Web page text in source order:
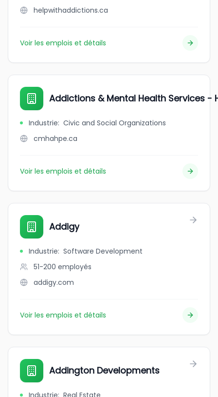
helpwithaddictions.ca
Voir les emplois et détails
Addictions & Mental Health Services -
Industrie: Civic and Social Organizations
cmhahpe.ca
Voir les emplois et détails
Addigy
Industrie: Software Development
51-200 employés
addigy.com
Voir les emplois et détails
Addington Developments
Industrie: Real Estate